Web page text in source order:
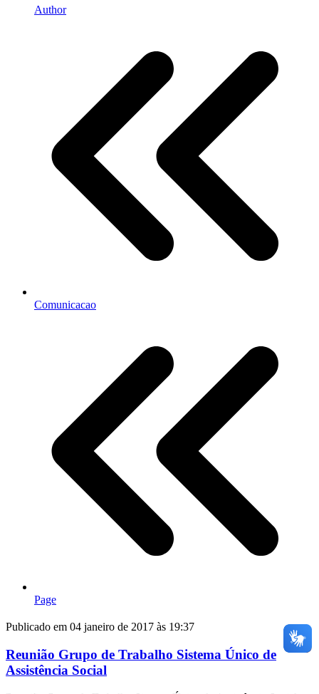
Author
Comunicacao
Page
Publicado em 04 janeiro de 2017 às 19:37
Reunião Grupo de Trabalho Sistema Único de
Assistência Social